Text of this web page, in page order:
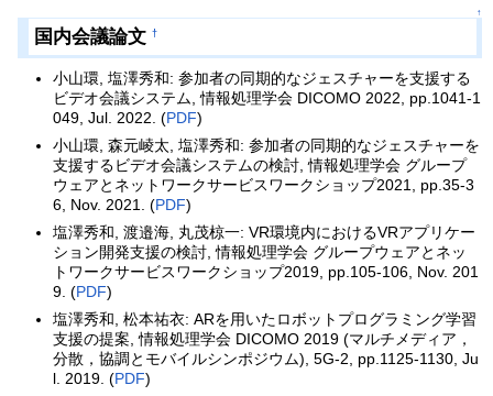
↑
国内会議論文 †
小山環, 塩澤秀和: 参加者の同期的なジェスチャーを支援する
ビデオ会議システム, 情報処理学会 DICOMO 2022, pp.1041-1
049, Jul. 2022. (PDF)
小山環, 森元崚太, 塩澤秀和: 参加者の同期的なジェスチャーを
支援するビデオ会議システムの検討, 情報処理学会 グループ
ウェアとネットワークサービスワークショップ2021, pp.35-3
6, Nov. 2021. (PDF)
塩澤秀和, 渡邉海, 丸茂椋一: VR環境内におけるVRアプリケー
ション開発支援の検討, 情報処理学会 グループウェアとネッ
トワークサービスワークショップ2019, pp.105-106, Nov. 201
9. (PDF)
塩澤秀和, 松本祐衣: ARを用いたロボットプログラミング学習
支援の提案, 情報処理学会 DICOMO 2019 (マルチメディア，
分散，協調とモバイルシンポジウム), 5G-2, pp.1125-1130, Ju
l. 2019. (PDF)